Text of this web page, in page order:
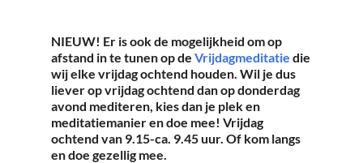
NIEUW! Er is ook de mogelijkheid om op
afstand in te tunen op de Vrijdagmeditatie die
wij elke vrijdag ochtend houden. Wil je dus
liever op vrijdag ochtend dan op donderdag
avond mediteren, kies dan je plek en
meditatiemanier en doe mee! Vrijdag
ochtend van 9.15-ca. 9.45 uur. Of kom langs
en doe gezellig mee.